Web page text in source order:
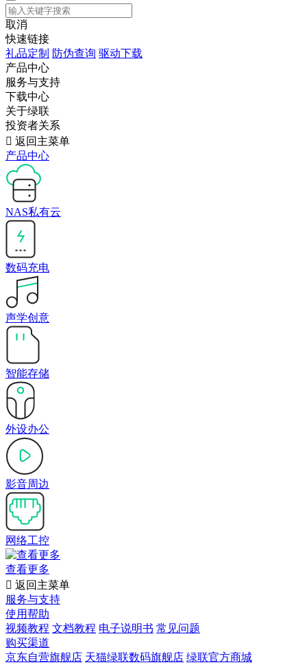
取消
快速链接
礼品定制 防伪查询 驱动下载
产品中心
服务与支持
下载中心
关于绿联
投资者关系
 返回主菜单
产品中心
NAS私有云
数码充电
声学创意
智能存储
外设办公
影音周边
网络工控
查看更多
 返回主菜单
服务与支持
使用帮助
视频教程 文档教程 电子说明书 常见问题
购买渠道
京东自营旗舰店 天猫绿联数码旗舰店 绿联官方商城